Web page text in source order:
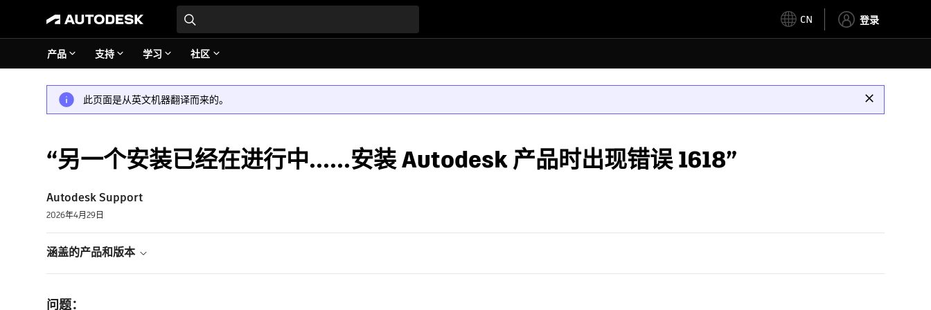
CN 登录
产品 支持 学习 社区
此页面是从英文机器翻译而来的。
“另一个安装已经在进行中......安装 Autodesk 产品时出现错误 1618”
Autodesk Support
2026年4月29日
涵盖的产品和版本
问题：